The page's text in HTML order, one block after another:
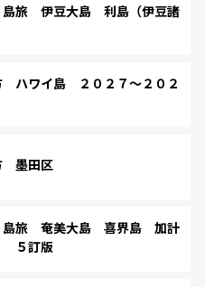
旅 伊豆大島 利島（伊豆諸
ハワイ島 ２０２７～２０２
墨田区
旅 奄美大島 喜界島 加計
５訂版